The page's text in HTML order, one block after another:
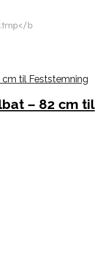
b
– 82 cm til